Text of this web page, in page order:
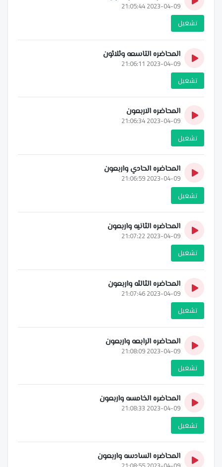
2023-04-09 21:05:44
تشغيل
المحاضره التاسعه وثلاثون
2023-04-09 21:06:11
تشغيل
المحاضره الاربعون
2023-04-09 21:06:34
تشغيل
المحاضره الحادي واربعون
2023-04-09 21:06:59
تشغيل
المحاضره الثانيه واربعون
2023-04-09 21:07:22
تشغيل
المحاضره الثالثه واربعون
2023-04-09 21:07:46
تشغيل
المحاضره الرابعه واربعون
2023-04-09 21:08:09
تشغيل
المحاضره الخامسه واربعون
2023-04-09 21:08:33
تشغيل
المحاضره السادسه واربعون